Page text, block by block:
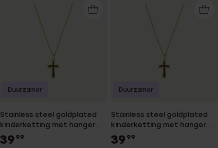
Stainless steel goldplated
kinderketting met hanger
kruis
39 99
Duurzamer
Stainless steel goldplated
kinderketting met hanger
kruis
39 99
Duurzamer